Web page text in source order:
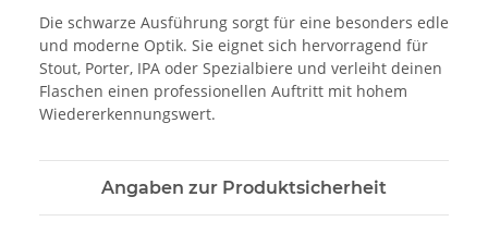
Die schwarze Ausführung sorgt für eine besonders edle
und moderne Optik. Sie eignet sich hervorragend für
Stout, Porter, IPA oder Spezialbiere und verleiht deinen
Flaschen einen professionellen Auftritt mit hohem
Wiedererkennungswert.
Angaben zur Produktsicherheit